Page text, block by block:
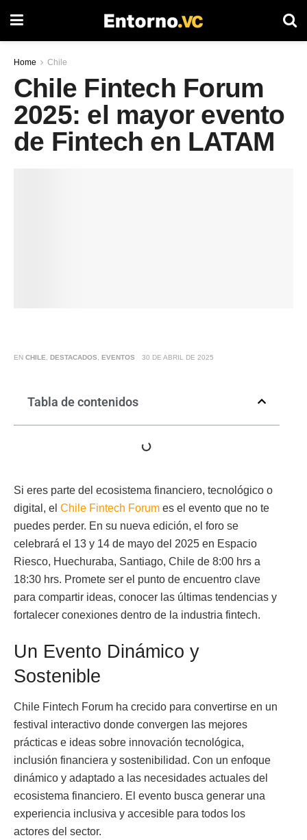
Home Chile
Chile Fintech Forum
2025: el mayor evento
de Fintech en LATAM
EN CHILE DESTACADOS EVENTOS 30 DE ABRIL DE 2025
Tabla de contenidos
Si eres parte del ecosistema financiero, tecnológico o
digital, el Chile Fintech Forum es el evento que no te
puedes perder. En su nueva edición, el foro se
celebrará el 13 y 14 de mayo del 2025 en Espacio
Riesco, Huechuraba, Santiago, Chile de 8:00 hrs a
18:30 hrs. Promete ser el punto de encuentro clave
para compartir ideas, conocer las últimas tendencias y
fortalecer conexiones dentro de la industria fintech.
Un Evento Dinámico y
Sostenible
Chile Fintech Forum ha crecido para convertirse en un
festival interactivo donde convergen las mejores
prácticas e ideas sobre innovación tecnológica,
inclusión financiera y sostenibilidad. Con un enfoque
dinámico y adaptado a las necesidades actuales del
ecosistema financiero. El evento busca generar una
experiencia inclusiva y accesible para todos los
actores del sector.